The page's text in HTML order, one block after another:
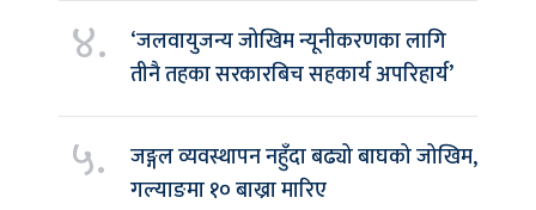
४.
‘जलवायुजन्य जोखिम न्यूनीकरणका लागि
तीनै तहका सरकारबिच सहकार्य अपरिहार्य’
५.
जङ्गल व्यवस्थापन नहुँदा बढ्यो बाघको जोखिम,
गल्याङमा १० बाख्रा मारिए